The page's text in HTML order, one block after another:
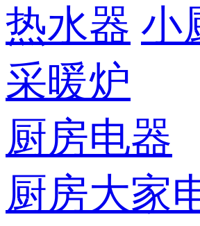
热水器 小
采暖炉
厨房电器
厨房大家